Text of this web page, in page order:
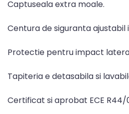
Captuseala extra moale.
Centura de siguranta ajustabil
Protectie pentru impact
Tapiteria e detasabila si
Certificat si aprobat ECE R44/